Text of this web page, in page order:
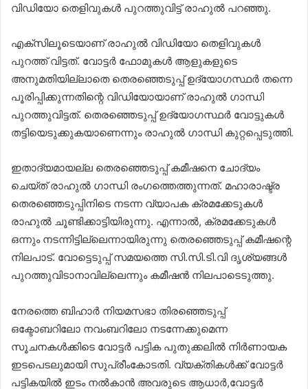
വിഡിയോ തെളിവുകൾ പുറത്തുവിട്ട് രാഹുൽ പറഞ്ഞു.
എക്സിലൂടെയാണ് രാഹുൽ വിഡിയോ തെളിവുകൾ
പുറത്ത് വിട്ടത്. വോട്ടർ ഫോമുകൾ ആളുകളുടെ
അനുമതിയില്ലാതെ തെരഞ്ഞെടുപ്പ് ഉദ്യോഗസ്ഥർ തന്നെ
പൂരിപ്പിക്കുന്നതിന്റെ വിഡിയോയാണ് രാഹുൽ ഗാന്ധി
പുറത്തുവിട്ടത്. തെരഞ്ഞെടുപ്പ് ഉദ്യോഗസ്ഥർ വോട്ടുകൾ
തട്ടിയെടുക്കുകയാണെന്നും രാഹുൽ ഗാന്ധി കുറ്റപ്പെടുത്തി.
ഇതാദ്യമായല്ല തെരഞ്ഞെടുപ്പ് കമീഷനെ ചോദ്യം
ചെയ്ത് രാഹുൽ ഗാന്ധി രംഗത്തെത്തുന്നത്. മഹാരാഷ്ട്ര
തെരഞ്ഞെടുപ്പിനിടെ നടന്ന വ്യാപക ക്രമക്കേടുകൾ
രാഹുൽ ചൂണ്ടിക്കാട്ടിയിരുന്നു. എന്നാൽ, ക്രമക്കേടുകൾ
ഒന്നും നടന്നിട്ടില്ലെന്നായിരുന്നു തെരഞ്ഞെടുപ്പ് കമീഷന്റെ
നിലപാട്. വോട്ടെടുപ്പ് സമയത്തെ സി.സി.ടി.വി ദൃശ്യങ്ങൾ
പുറത്തുവിടാനാവില്ലെന്നും കമീഷൻ നിലപാടെടുത്തു.
നേരത്തെ ബിഹാർ നിയമസഭാ തിരഞ്ഞെടുപ്പ്
ഒക്ടോബറിലോ നവംബറിലോ നടന്നേക്കുമെന്ന
സൂചനകൾക്കിടെ വോട്ടർ പട്ടിക പുതുക്കലിൽ നിർണായക
ഇടപെടലുമായി സുപ്രീംകോടതി. വ്യക്തികൾക്ക് വോട്ടർ
പട്ടികയിൽ ഇടം നൽകാൻ അവരുടെ ആധാർ,വോട്ടർ